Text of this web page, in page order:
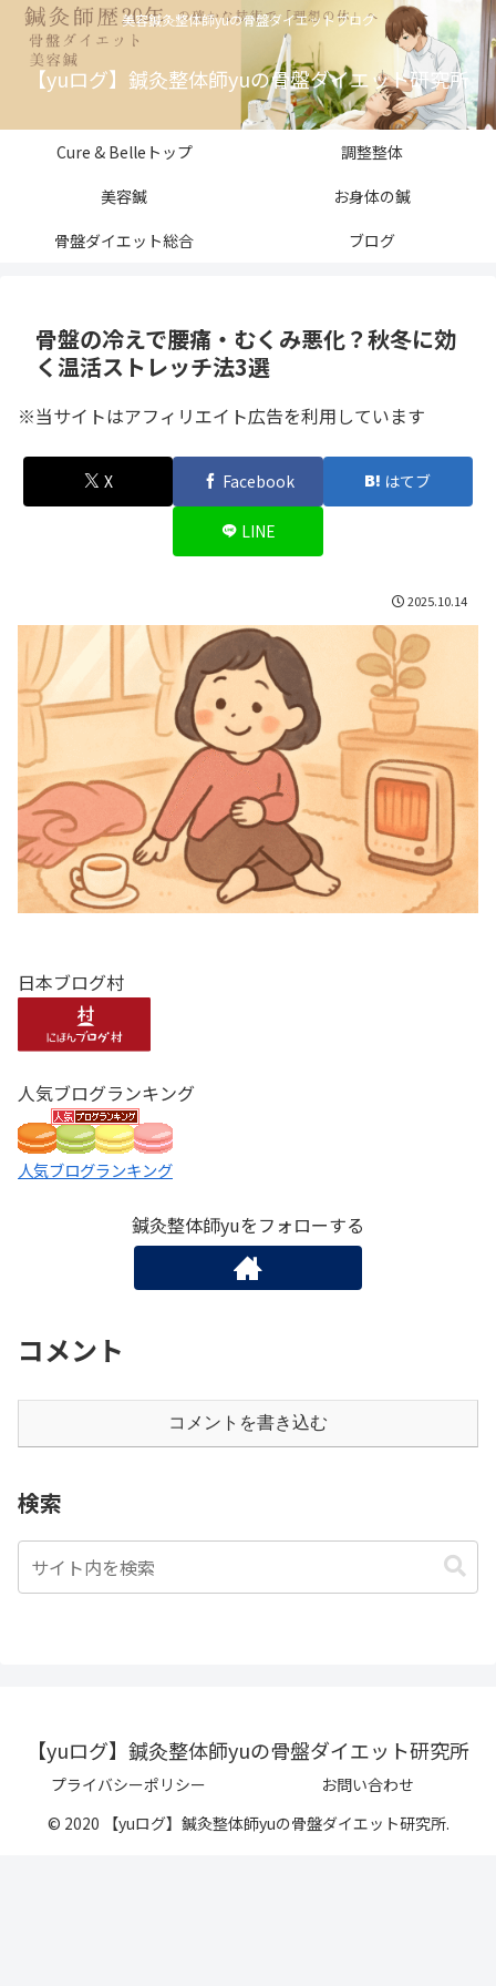
美容鍼灸整体師yuの骨盤ダイエットブログ
【yuログ】鍼灸整体師yuの骨盤ダイエット研究所
Cure & Belleトップ
調整整体
美容鍼
お身体の鍼
骨盤ダイエット総合
ブログ
骨盤の冷えで腰痛・むくみ悪化？秋冬に効
く温活ストレッチ法3選
※当サイトはアフィリエイト広告を利用しています
X Facebook はてブ
LINE
2025.10.14
日本ブログ村
人気ブログランキング
人気ブログランキング
鍼灸整体師yuをフォローする
コメント
コメントを書き込む
検索
【yuログ】鍼灸整体師yuの骨盤ダイエット研究所
プライバシーポリシー
お問い合わせ
© 2020 【yuログ】鍼灸整体師yuの骨盤ダイエット研究所.